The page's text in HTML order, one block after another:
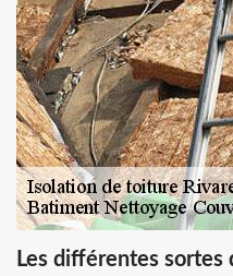
Les différentes sortes